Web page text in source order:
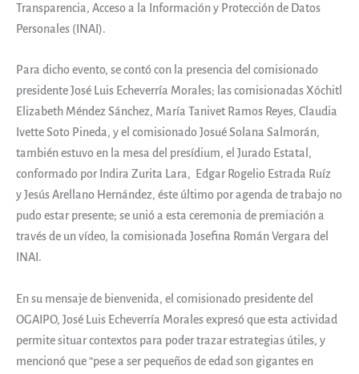
Transparencia, Acceso a la Información y Protección de Datos
Personales (INAI).
Para dicho evento, se contó con la presencia del comisionado
presidente José Luis Echeverría Morales; las comisionadas Xóchitl
Elizabeth Méndez Sánchez, María Tanivet Ramos Reyes, Claudia
Ivette Soto Pineda, y el comisionado Josué Solana Salmorán,
también estuvo en la mesa del presídium, el Jurado Estatal,
conformado por Indira Zurita Lara, Edgar Rogelio Estrada Ruíz
y Jesús Arellano Hernández, éste último por agenda de trabajo no
pudo estar presente; se unió a esta ceremonia de premiación a
través de un vídeo, la comisionada Josefina Román Vergara del
INAI.
En su mensaje de bienvenida, el comisionado presidente del
OGAIPO, José Luis Echeverría Morales expresó que esta actividad
permite situar contextos para poder trazar estrategias útiles, y
mencionó que “pese a ser pequeños de edad son gigantes en